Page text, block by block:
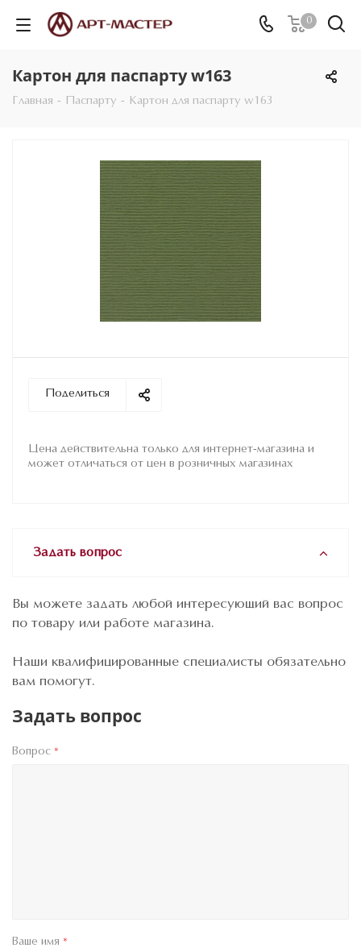
0
Картон для паспарту w163
Главная - Паспарту - Картон для паспарту w163
Поделиться
Цена действительна только для интернет-магазина и
может отличаться от цен в розничных магазинах
Задать вопрос
Вы можете задать любой интересующий вас вопрос
по товару или работе магазина.
Наши квалифицированные специалисты обязательно
вам помогут.
Задать вопрос
Вопрос *
Ваше имя *